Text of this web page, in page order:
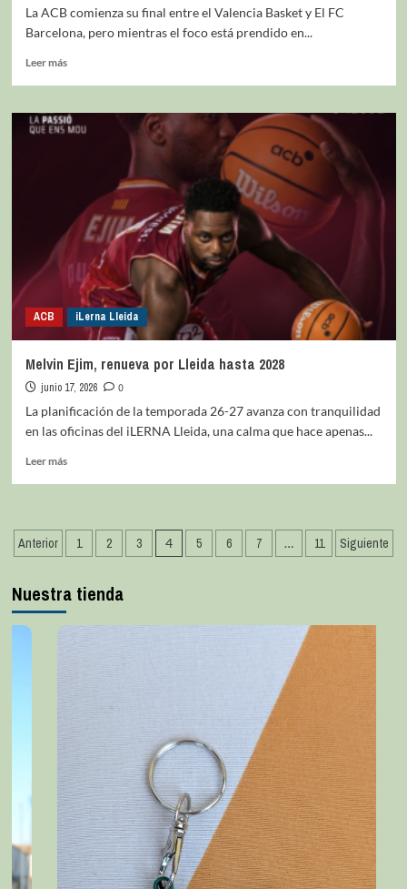
La ACB comienza su final entre el Valencia Basket y El FC
Barcelona, pero mientras el foco está prendido en...
Leer más
ACB iLerna Lleida
Melvin Ejim, renueva por Lleida hasta 2028
junio 17, 2026
0
La planificación de la temporada 26-27 avanza con tranquilidad
en las oficinas del iLERNA Lleida, una calma que hace apenas...
Leer más
Anterior 1 2 3 4 5 6 7 … 11 Siguiente
Nuestra tienda